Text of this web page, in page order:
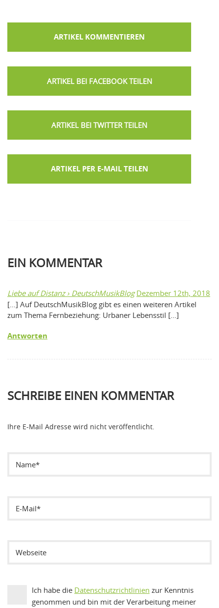
ARTIKEL KOMMENTIEREN
ARTIKEL PER E-MAIL TEILEN
EIN KOMMENTAR
Liebe auf Distanz › DeutschMusikBlog Dezember 12th, 2018
[…] Auf DeutschMusikBlog gibt es einen weiteren Artikel
zum Thema Fernbeziehung: Urbaner Lebensstil […]
Antworten
SCHREIBE EINEN KOMMENTAR
Ihre E-Mail Adresse wird nicht veröffentlicht.
Ich habe die Datenschutzrichtlinien zur Kenntnis
genommen und bin mit der Verarbeitung meiner